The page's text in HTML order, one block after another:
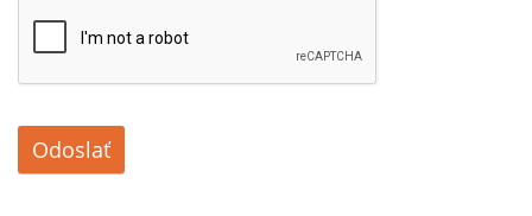
Odoslať